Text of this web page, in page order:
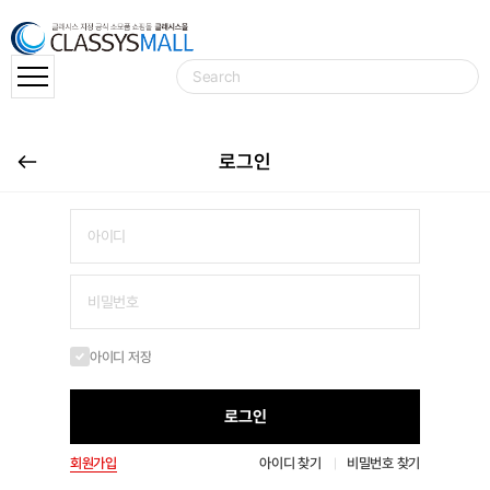
로그인
아이디 저장
로그인
회원가입 아이디 찾기 비밀번호 찾기